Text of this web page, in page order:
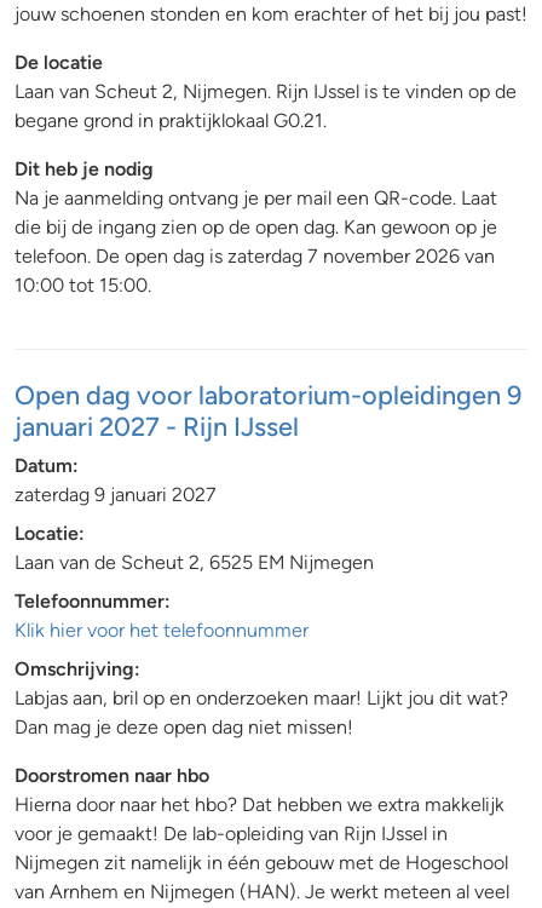
jouw schoenen stonden en kom erachter of het bij jou past!
De locatie
Laan van Scheut 2, Nijmegen. Rijn IJssel is te vinden op de
begane grond in praktijklokaal G0.21.
Dit heb je nodig
Na je aanmelding ontvang je per mail een QR-code. Laat
die bij de ingang zien op de open dag. Kan gewoon op je
telefoon. De open dag is zaterdag 7 november 2026 van
10:00 tot 15:00.
Open dag voor laboratorium-opleidingen 9
januari 2027 - Rijn IJssel
Datum:
zaterdag 9 januari 2027
Locatie:
Laan van de Scheut 2, 6525 EM Nijmegen
Telefoonnummer:
Klik hier voor het telefoonnummer
Omschrijving:
Labjas aan, bril op en onderzoeken maar! Lijkt jou dit wat?
Dan mag je deze open dag niet missen!
Doorstromen naar hbo
Hierna door naar het hbo? Dat hebben we extra makkelijk
voor je gemaakt! De lab-opleiding van Rijn IJssel in
Nijmegen zit namelijk in één gebouw met de Hogeschool
van Arnhem en Nijmegen (HAN). Je werkt meteen al veel